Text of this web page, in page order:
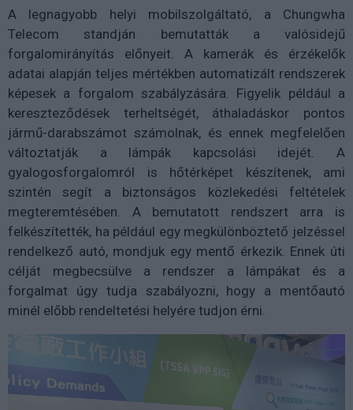
A legnagyobb helyi mobilszolgáltató, a Chungwha
Telecom standján bemutatták a valósidejű
forgalomirányítás előnyeit. A kamerák és érzékelők
adatai alapján teljes mértékben automatizált rendszerek
képesek a forgalom szabályzására. Figyelik például a
kereszteződések terheltségét, áthaladáskor pontos
jármű-darabszámot számolnak, és ennek megfelelően
változtatják a lámpák kapcsolási idejét. A
gyalogosforgalomról is hőtérképet készítenek, ami
szintén segít a biztonságos közlekedési feltételek
megteremtésében. A bemutatott rendszert arra is
felkészítették, ha például egy megkülönböztető jelzéssel
rendelkező autó, mondjuk egy mentő érkezik. Ennek úti
célját megbecsülve a rendszer a lámpákat és a
forgalmat úgy tudja szabályozni, hogy a mentőautó
minél előbb rendeltetési helyére tudjon érni.